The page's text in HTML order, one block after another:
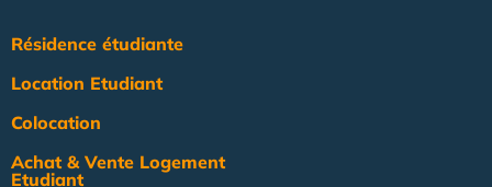
Résidence étudiante
Location Etudiant
Colocation
Achat & Vente Logement
Etudiant